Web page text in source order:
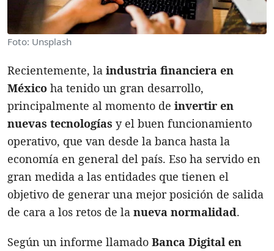
Foto: Unsplash
Recientemente, la industria financiera en
México ha tenido un gran desarrollo,
principalmente al momento de invertir en
nuevas tecnologías y el buen funcionamiento
operativo, que van desde la banca hasta la
economía en general del país. Eso ha servido en
gran medida a las entidades que tienen el
objetivo de generar una mejor posición de salida
de cara a los retos de la nueva normalidad.
Según un informe llamado Banca Digital en